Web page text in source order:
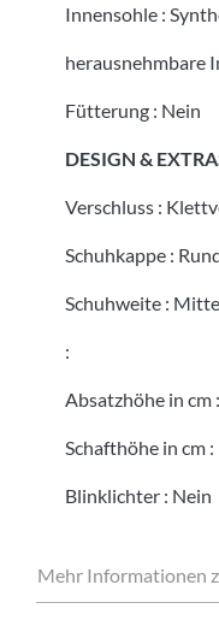
Innensohle :
herausnehmbare
Fütterung : Nein
DESIGN &
Verschluss :
Schuhkappe :
Schuhweite :
:
Absatzhöhe in cm :
Schafthöhe in cm :
Blinklichter : Nein
Mehr Informationen